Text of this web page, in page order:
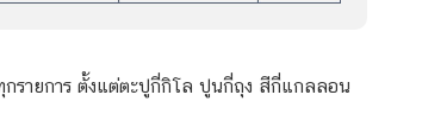
รายการ ตั้งแต่ตะปูกี่กิโล ปูนกี่ถุง สีกี่แกลลอน